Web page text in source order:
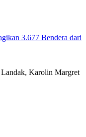
3.677 Bendera dari
Karolin Margret